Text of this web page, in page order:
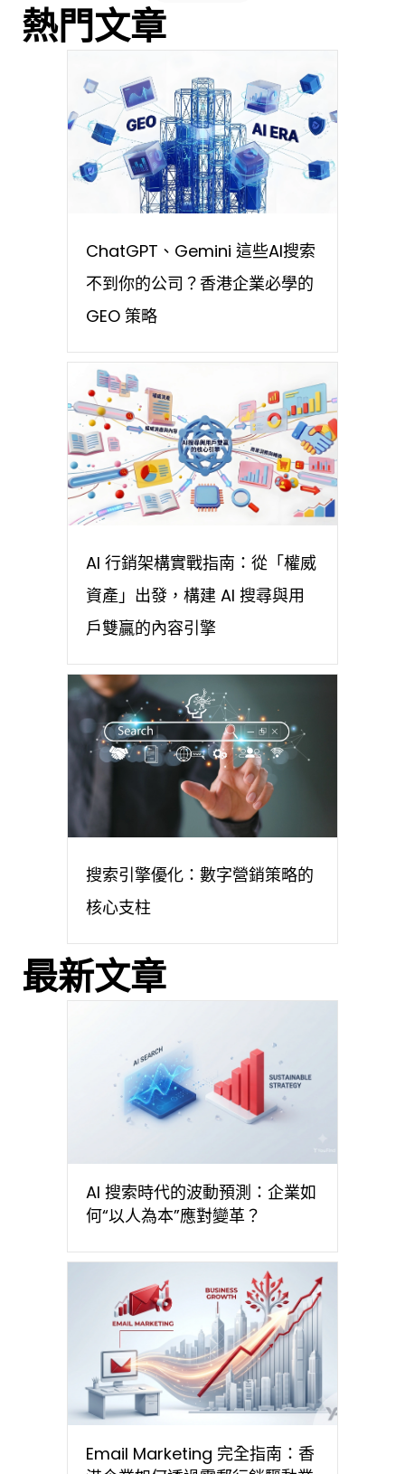
熱門文章
ChatGPT、Gemini 這些AI搜索
不到你的公司？香港企業必學的
GEO 策略
AI 行銷架構實戰指南：從「權威
資產」出發，構建 AI 搜尋與用
戶雙贏的內容引擎
搜索引擎優化：數字營銷策略的
核心支柱
最新文章
AI 搜索時代的波動預測：企業如
何“以人為本”應對變革？
Email Marketing 完全指南：香